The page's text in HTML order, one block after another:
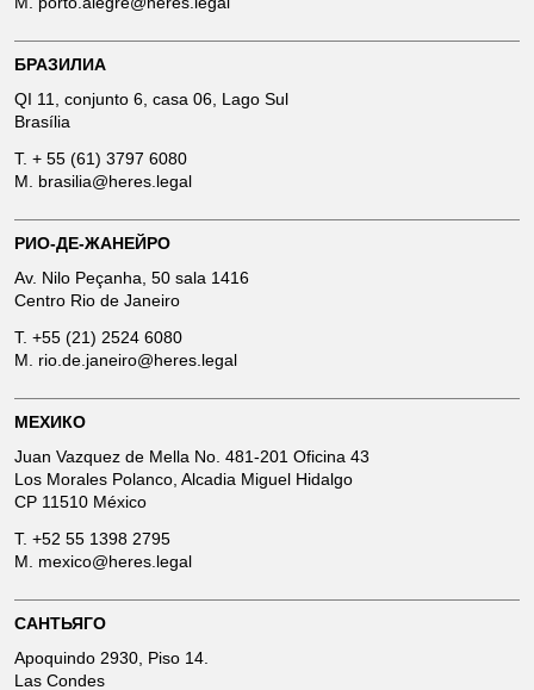
БРАЗИЛИА
QI 11, conjunto 6, casa 06, Lago Sul
Brasília
T. + 55 (61) 3797 6080
M. brasilia@heres.legal
РИО-ДЕ-ЖАНЕЙРО
Av. Nilo Peçanha, 50 sala 1416
Centro Rio de Janeiro
T. +55 (21) 2524 6080
M. rio.de.janeiro@heres.legal
МЕХИКО
Juan Vazquez de Mella No. 481-201 Oficina 43
Los Morales Polanco, Alcadia Miguel Hidalgo
CP 11510 México
T. +52 55 1398 2795
M. mexico@heres.legal
САНТЬЯГО
Apoquindo 2930, Piso 14.
Las Condes